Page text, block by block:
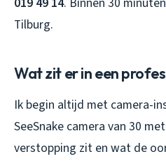
Tilburg.
Wat zit er in een
Ik begin altijd met camera-
SeeSnake camera van 30
verstopping zit en wat de